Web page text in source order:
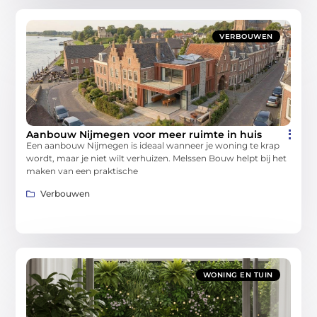
VERBOUWEN
Aanbouw Nijmegen voor meer ruimte in huis
Een aanbouw Nijmegen is ideaal wanneer je woning te krap
wordt, maar je niet wilt verhuizen. Melssen Bouw helpt bij het
maken van een praktische
Verbouwen
WONING EN TUIN